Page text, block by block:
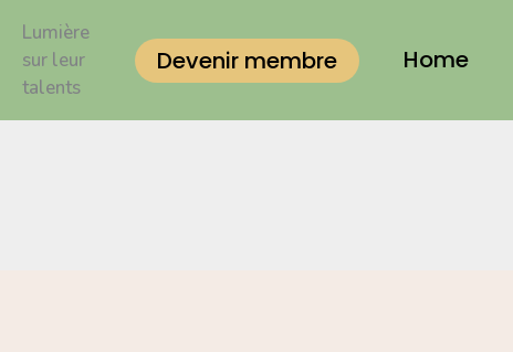
contenu
Lumière
sur leur
talents
Devenir membre Home